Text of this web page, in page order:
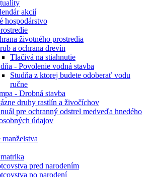
akcií
hospodárstvo
životného prostredia
a ochrana drevín
Tlačivá na stiahnutie
- Povolenie vodná stavba
Studňa z ktorej budete odoberať vodu
ručne
- Drobná stavba
druhy rastlín a živočíchov
pre ochranný odstrel medveďa hnedého
údajov
pred narodením
po narodení